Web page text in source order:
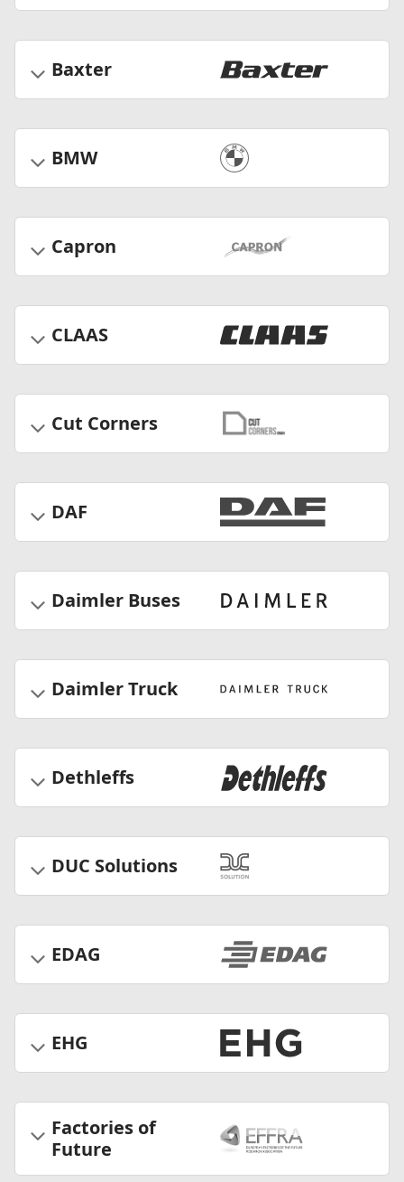
Baxter
BMW
Capron
CLAAS
Cut Corners
DAF
Daimler Buses
Daimler Truck
Dethleffs
DUC Solutions
EDAG
EHG
Factories of
Future